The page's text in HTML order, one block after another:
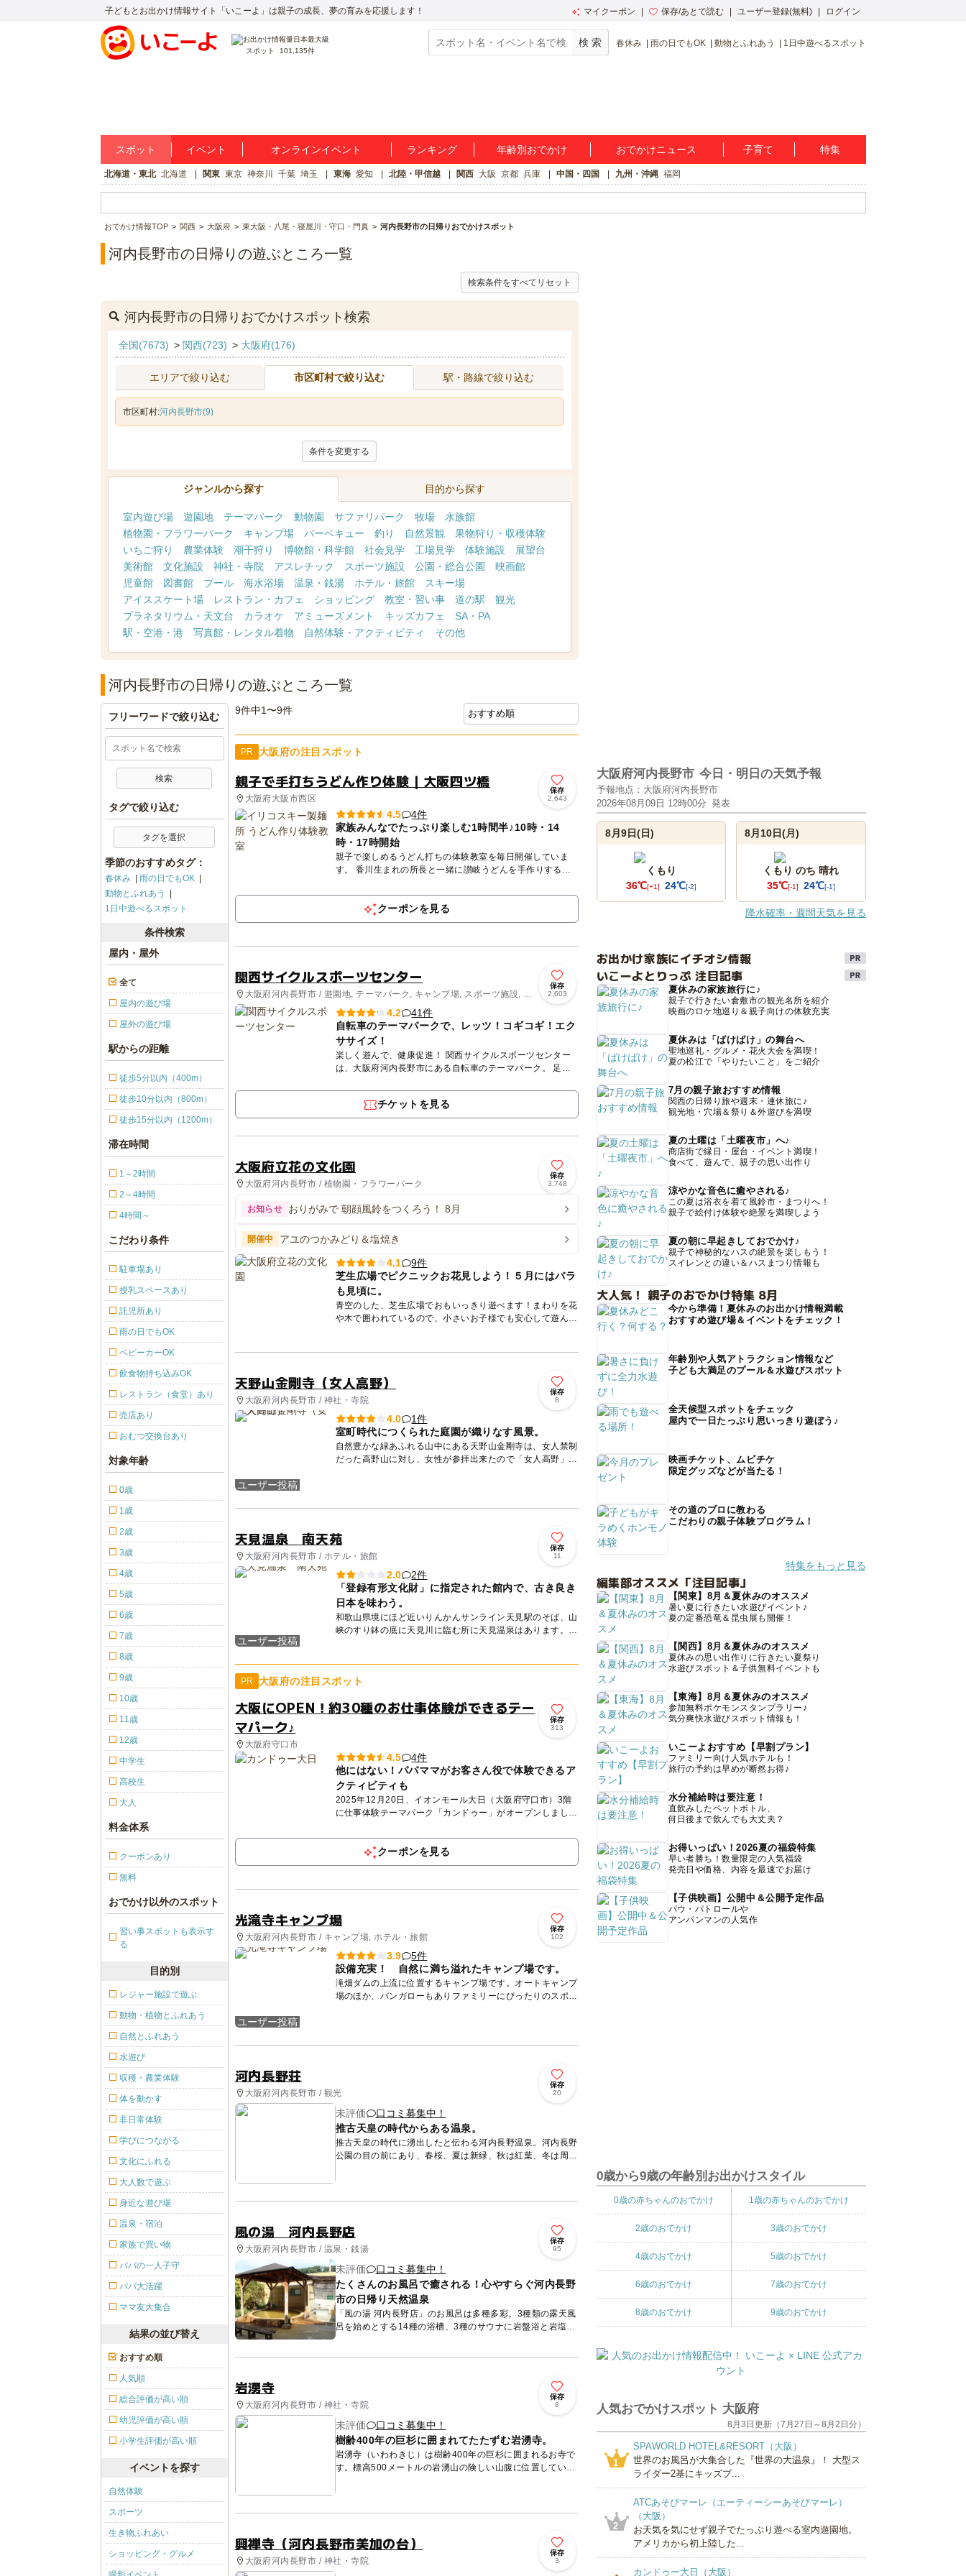
子どもとお出かけ情報サイト「いこーよ」は親子の成長、夢の育みを応援します！ マイクーポン 保存/あとで読む ユーザー登録(無料) ログイン
スポット 101,135件
春休み 雨の日でもOK 動物とふれあう 1日中遊べるスポット
スポット イベント オンラインイベント ランキング 年齢別おでかけ おでかけニュース 子育て 特集
北海道・東北 北海道 関東 東京 神奈川 千葉 埼玉 東海 愛知 北陸・甲信越 関西 大阪 京都 兵庫 中国・四国 九州・沖縄 福岡
おでかけ情報TOP 関西 大阪府 東大阪・八尾・寝屋川・守口・門真 河内長野市の日帰りおでかけスポット
河内長野市の日帰りの遊ぶところ一覧
検索条件をすべてリセット
河内長野市の日帰りおでかけスポット検索
全国(7673) > 関西(723) > 大阪府(176)
エリアで絞り込む 市区町村で絞り込む 駅・路線で絞り込む
市区町村:河内長野市(9)
条件を変更する
ジャンルから探す 目的から探す
室内遊び場 遊園地 テーマパーク 動物園 サファリパーク 牧場
水族館
植物園・フラワーパーク
キャンプ場 バーベキュー 釣り 自然景観
果物狩り・収穫体験
いちご狩り
農業体験 潮干狩り 博物館・科学館 社会見学 工場見学 体験施設
展望台
美術館
文化施設 神社・寺院 アスレチック スポーツ施設 公園・総合公園
映画館
児童館
図書館 プール 海水浴場 温泉・銭湯 ホテル・旅館
スキー場
アイススケート場
レストラン・カフェ ショッピング 教室・習い事 道の駅
観光
プラネタリウム・天文台
カラオケ アミューズメント キッズカフェ
SA・PA
駅・空港・港
写真館・レンタル着物 自然体験・アクティビティ その他
河内長野市の日帰りの遊ぶところ一覧
9件中1〜9件
PR 大阪府の注目スポット
親子で手打ちうどん作り体験｜大阪四ツ橋
大阪府大阪市西区
保存
2,643
4.5
4件
家族みんなでたっぷり楽しむ1時間半♪10時・14
時・17時開始
親子で楽しめるうどん打ちの体験教室を毎日開催していま
す。 香川生まれの所長と一緒に讃岐うどんを手作りするワ
で、延ばして...
クーポンを見る
関西サイクルスポーツセンター
大阪府河内長野市 / 遊園地, テーマパーク, キャンプ場, スポーツ施設, プ
ール
保存
2,603
4.2
41件
自転車のテーマパークで、レッツ！コギコギ！エク
ササイズ！
楽しく遊んで、健康促進！ 関西サイクルスポーツセンター
は、大阪府河内長野市にある自転車のテーマパーク。 足元
街...
チケットを見る
大阪府立花の文化園
大阪府河内長野市 / 植物園・フラワーパーク
保存
3,748
お知らせ おりがみで 朝顔風鈴をつくろう！ 8月
開催中 アユのつかみどり＆塩焼き
4.1
9件
芝生広場でピクニックお花見しよう！５月にはバラ
も見頃に。
青空のした、芝生広場でおもいっきり遊べます！まわりを花
や木で囲われているので、小さいお子様でも安心して遊んで
天野山金剛寺（女人高野）
大阪府河内長野市 / 神社・寺院
保存
8
ユーザー投稿
4.0
1件
室町時代につくられた庭園が織りなす風景。
自然豊かな緑あふれる山中にある天野山金剛寺は、女人禁制
だった高野山に対し、女性が参拝出来たので「女人高野」と
天見温泉 南天苑
大阪府河内長野市 / ホテル・旅館
保存
11
ユーザー投稿
2.0
2件
「登録有形文化財」に指定された館内で、古き良き
日本を味わう。
和歌山県境にほど近いりんかんサンライン天見駅のそば、山
峡のすり鉢の底に天見川に臨む所に天見温泉はあります。南
PR 大阪府の注目スポット
大阪にOPEN！約30種のお仕事体験ができるテー
マパーク♪
大阪府守口市
保存
313
4.5
4件
他にはない！パパママがお客さん役で体験できるア
クティビティも
2025年12月20日、イオンモール大日（大阪府守口市）3階
に仕事体験テーマパーク「カンドゥー」がオープンしまし
ン...
クーポンを見る
光滝寺キャンプ場
大阪府河内長野市 / キャンプ場, ホテル・旅館
保存
102
ユーザー投稿
3.9
5件
設備充実！ 自然に満ち溢れたキャンプ場です。
滝畑ダムの上流に位置するキャンプ場です。オートキャンプ
場のほか、バンガローもありファミリーにぴったりのスポッ
河内長野荘
大阪府河内長野市 / 観光
保存
20
未評価
口コミ募集中！
推古天皇の時代からある温泉。
推古天皇の時代に湧出したと伝わる河内長野温泉。河内長野
公園の目の前にあり、春桜、夏は新緑、秋は紅葉、冬は周囲
経営委託され...
風の湯 河内長野店
大阪府河内長野市 / 温泉・銭湯
保存
95
未評価
口コミ募集中！
たくさんのお風呂で癒される！心やすらぐ河内長野
市の日帰り天然温泉
「風の湯 河内長野店」のお風呂は多種多彩。3種類の露天風
呂を始めとする14種の浴槽、3種のサウナに岩盤浴と岩塩
浴！ 風を感じながら翡翠露天風呂に入り、炭酸泉で温ま
岩湧寺
大阪府河内長野市 / 神社・寺院
保存
8
未評価
口コミ募集中！
樹齢400年の巨杉に囲まれてたたずむ岩湧寺。
岩湧寺（いわわきじ）は樹齢400年の巨杉に囲まれるお寺で
す。標高500メートルの岩湧山の険しい山腹に位置していま
きたとい...
興禅寺（河内長野市美加の台）
大阪府河内長野市 / 神社・寺院
保存
3
フリーワードで絞り込む
タグで絞り込む
タグを選択
季節のおすすめタグ：
春休み
雨の日でもOK
動物とふれあう
1日中遊べるスポット
条件検索
屋内・屋外
全て
屋内の遊び場
屋外の遊び場
駅からの距離
徒歩5分以内（400m）
徒歩10分以内（800m）
徒歩15分以内（1200m）
滞在時間
1～2時間
2～4時間
4時間～
こだわり条件
駐車場あり
授乳スペースあり
託児所あり
雨の日でもOK
ベビーカーOK
飲食物持ち込みOK
レストラン（食堂）あり
売店あり
おむつ交換台あり
対象年齢
0歳
1歳
2歳
3歳
4歳
5歳
6歳
7歳
8歳
9歳
10歳
11歳
12歳
中学生
高校生
大人
料金体系
クーポンあり
無料
おでかけ以外のスポット
習い事スポットも表示す
る
目的別
レジャー施設で遊ぶ
動物・植物とふれあう
自然とふれあう
水遊び
収穫・農業体験
体を動かす
非日常体験
学びにつながる
文化にふれる
大人数で遊ぶ
身近な遊び場
温泉・宿泊
家族で買い物
パパの一人子守
パパ大活躍
ママ友大集合
結果の並び替え
おすすめ順
人気順
総合評価が高い順
幼児評価が高い順
小学生評価が高い順
イベントを探す
自然体験
スポーツ
生き物ふれあい
ショッピング・グルメ
大阪府河内長野市 今日・明日の天気予報
予報地点：大阪府河内長野市
2026年08月09日 12時00分 発表
8月9日(日)
くもり
36℃[+1] 24℃[-2]
8月10日(月)
くもり のち 晴れ
35℃[-1] 24℃[-1]
降水確率・週間天気を見る
お出かけ家族にイチオシ情報
いこーよとりっぷ 注目記事
夏休みの家族旅行に♪
親子で行きたい倉敷市の観光名所を紹介
映画のロケ地巡り＆親子向けの体験充実
夏休みは「ばけばけ」の舞台へ
聖地巡礼・グルメ・花火大会を満喫！
夏の松江で「やりたいこと」をご紹介
7月の親子旅おすすめ情報
関西の日帰り旅や週末・連休旅に♪
観光地・穴場＆祭り＆外遊びを満喫
夏の土曜は「土曜夜市」へ♪
商店街で縁日・屋台・イベント満喫！
食べて、遊んで、親子の思い出作り
涼やかな音色に癒やされる♪
この夏は浴衣を着て風鈴市・まつりへ！
親子で絵付け体験や絶景を満喫しよう
夏の朝に早起きしておでかけ♪
親子で神秘的なハスの絶景を楽しもう！
スイレンとの違い＆ハスまつり情報も
大人気！ 親子のおでかけ特集 8月
今から準備！夏休みのお出かけ情報満載
おすすめ遊び場＆イベントをチェック！
年齢別や人気アトラクション情報など
子ども大満足のプール＆水遊びスポット
全天候型スポットをチェック
屋内で一日たっぷり思いっきり遊ぼう♪
映画チケット、ムビチケ
限定グッズなどが当たる！
その道のプロに教わる
こだわりの親子体験プログラム！
特集をもっと見る
編集部オススメ「注目記事」
【関東】8月＆夏休みのオススメ
暑い夏に行きたい水遊びイベント♪
夏の定番恐竜＆昆虫展も開催！
【関西】8月＆夏休みのオススメ
夏休みの思い出作りに行きたい夏祭り
水遊びスポット＆子供無料イベントも
【東海】8月＆夏休みのオススメ
参加無料ポケモンスタンプラリー♪
気分爽快水遊びスポット情報も！
いこーよおすすめ【早割プラン】
ファミリー向け人気ホテルも！
旅行の予約は早めが断然お得♪
水分補給時は要注意！
直飲みしたペットボトル、
何日後まで飲んでも大丈夫？
お得いっぱい！2026夏の福袋特集
早い者勝ち！数量限定の人気福袋
発売日や価格、内容を最速でお届け
【子供映画】公開中＆公開予定作品
パウ・パトロールや
アンパンマンの人気作
0歳から9歳の年齢別お出かけスタイル
0歳の赤ちゃんのおでかけ 1歳の赤ちゃんのおでかけ
2歳のおでかけ 3歳のおでかけ
4歳のおでかけ 5歳のおでかけ
6歳のおでかけ 7歳のおでかけ
8歳のおでかけ 9歳のおでかけ
人気おでかけスポット 大阪府
8月3日更新（7月27日～8月2日分）
1
SPAWORLD HOTEL&RESORT（大阪）
世界のお風呂が大集合した『世界の大温泉』！ 大型ス
ライダー2基にキッズプ...
2
ATCあそびマーレ（エーティーシーあそびマーレ）
（大阪）
お天気を気にせず親子でたっぷり遊べる室内遊園地。
アメリカから初上陸した...
カンドゥー大日（大阪）